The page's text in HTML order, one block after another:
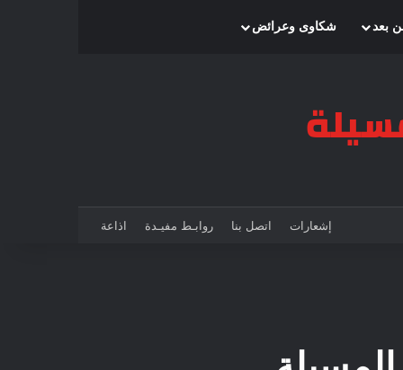
بعد شكاوى وعرائض
إشعارات اتصل بنا روابـط مفيـدة اذاعة